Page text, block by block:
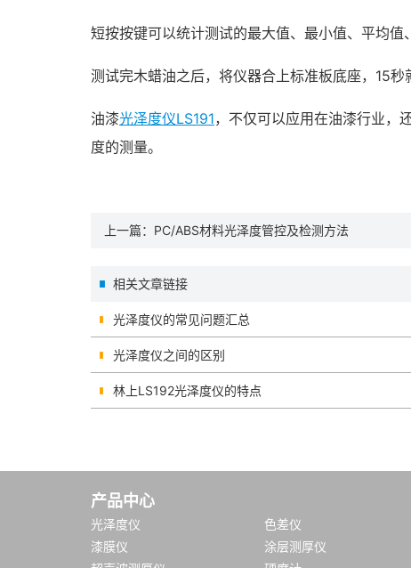
短按按键可以统计测试的最大值、最小值、平均值
测试完木蜡油之后，将仪器合上标准板底座，15秒
油漆光泽度仪LS191，不仅可以应用在油漆行业，
度的测量。
上一篇： PC/ABS材料光泽度管控及检测方法
相关文章链接
光泽度仪的常见问题汇总
光泽度仪之间的区别
林上LS192光泽度仪的特点
产品中心
光泽度仪
色差仪
漆膜仪
涂层测厚仪